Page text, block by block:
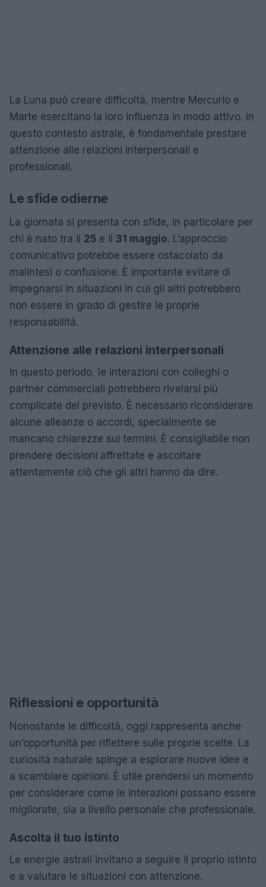
La Luna può creare difficoltà, mentre Mercurio e
Marte esercitano la loro influenza in modo attivo. In
questo contesto astrale, è fondamentale prestare
attenzione alle relazioni interpersonali e
professionali.
Le sfide odierne
La giornata si presenta con sfide, in particolare per
chi è nato tra il 25 e il 31 maggio. L’approccio
comunicativo potrebbe essere ostacolato da
malintesi o confusione. È importante evitare di
impegnarsi in situazioni in cui gli altri potrebbero
non essere in grado di gestire le proprie
responsabilità.
Attenzione alle relazioni interpersonali
In questo periodo, le interazioni con colleghi o
partner commerciali potrebbero rivelarsi più
complicate del previsto. È necessario riconsiderare
alcune alleanze o accordi, specialmente se
mancano chiarezze sui termini. È consigliabile non
prendere decisioni affrettate e ascoltare
attentamente ciò che gli altri hanno da dire.
Riflessioni e opportunità
Nonostante le difficoltà, oggi rappresenta anche
un’opportunità per riflettere sulle proprie scelte. La
curiosità naturale spinge a esplorare nuove idee e
a scambiare opinioni. È utile prendersi un momento
per considerare come le interazioni possano essere
migliorate, sia a livello personale che professionale.
Ascolta il tuo istinto
Le energie astrali invitano a seguire il proprio istinto
e a valutare le situazioni con attenzione.